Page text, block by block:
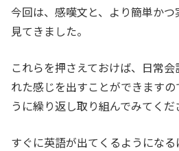
今回は、感嘆文と、より簡単か
見てきました。
これらを押さえておけば、日常
れた感じを出すことができます
うに繰り返し取り組んでみてくだ
すぐに英語が出てくるようにな